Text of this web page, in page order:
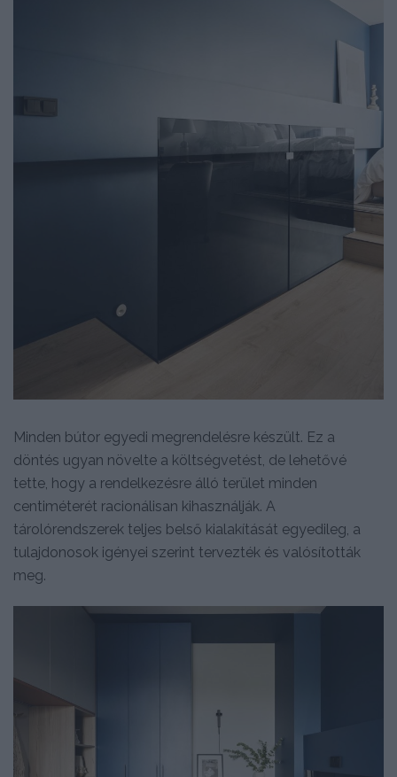
Minden bútor egyedi megrendelésre készült. Ez a
döntés ugyan növelte a költségvetést, de lehetővé
tette, hogy a rendelkezésre álló terület minden
centiméterét racionálisan kihasználják. A
tárolórendszerek teljes belső kialakítását egyedileg, a
tulajdonosok igényei szerint tervezték és valósították
meg.